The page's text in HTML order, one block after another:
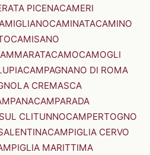
PICENACAMERI
CAMINATACAMINO
CAMISANO
CAMOCAMOGLI
CAMPAGNANO DI ROMA
CREMASCA
CAMPARADA
CLITUNNOCAMPERTOGNO
CAMPIGLIA CERVO
MARITTIMA